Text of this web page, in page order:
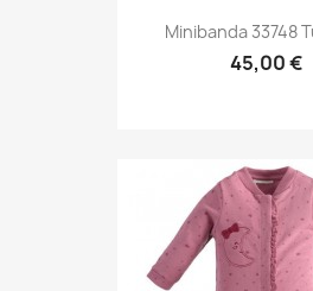
Minibanda 33748
45,00 €